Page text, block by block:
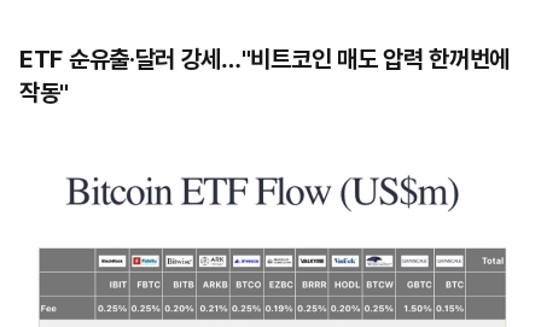
ETF 순유출·달러 강세…"비트코인 매도 압력 한꺼번에
작동"